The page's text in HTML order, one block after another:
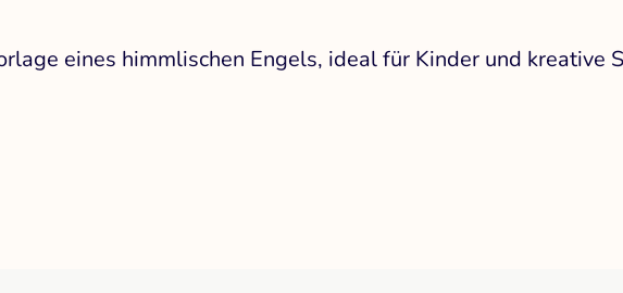
eines himmlischen Engels, ideal für Kinder und kreative